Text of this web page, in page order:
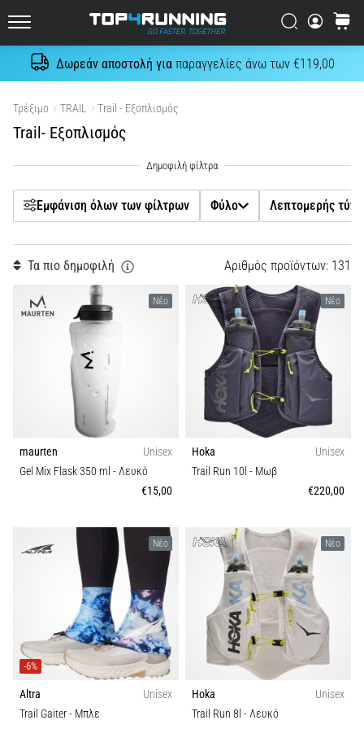
Δωρεάν αποστολή γιαπαραγγελίες άνω των €119,00
Αναζήτηση
καλάθι
Αναζήτηση
να
συνοψιστεί
μία
μόνο
πρόταση:
Πονάει,
τον
κόπο!
Ποια
οφέλη
προσφέρει,
23 λεπτά ανάγνωσης
beep
test:
πώς
εκτελούνται;
shuttle
run
δοκιμάζει
την
ταχύτητα,
Τρέξιμο TRAIL Trail - Εξοπλισμός
Trail- Εξοπλισμός
Εμφάνιση όλων των φίλτρων Φύλο Λεπτομερής
Filtr
Φύλο
Λεπτομερής τύπος προϊόντος
Τιμή
χρώμα
Μέγεθος
Λειτουργία
Βιωσιμότητα
Εμφάνιση προϊόντων
Τα πιο δημοφιλή Αριθµός προϊόντων: 131
Νέο
maurten
Unisex
Gel Mix Flask 350 ml - Λευκό
€15,00
Νέο
Hoka
Unisex
Trail Run 10l - Μωβ
€220,00
Νέο
-6%
Altra
Unisex
Trail Gaiter- Μπλε
Νέο
Hoka
Unisex
Trail Run 8l - Λευκό